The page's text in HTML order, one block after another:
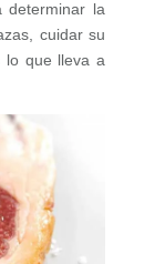
determinar la
cuidar su
lo que lleva a